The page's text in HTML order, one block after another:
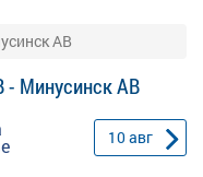
АВ
- Минусинск АВ
10авг